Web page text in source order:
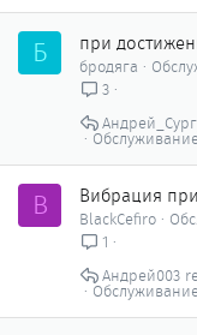
Б при
бродяга
3
B Вибрация
BlackCefiro
1
Андрей003